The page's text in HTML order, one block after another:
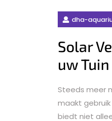
dha-
Solar
uw Tuin
Steeds meer
maakt
biedt niet